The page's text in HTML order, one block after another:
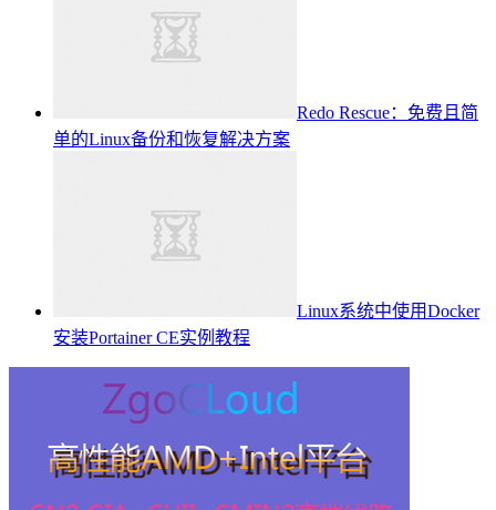
Redo Rescue：免费且简
单的Linux备份和恢复解决方案
Linux系统中使用Docker
安装Portainer CE实例教程